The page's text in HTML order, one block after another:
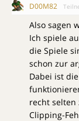
D00M82
Also sagen
Ich spiele
die Spiele
schon zur
Dabei ist
recht selten
Clipping-